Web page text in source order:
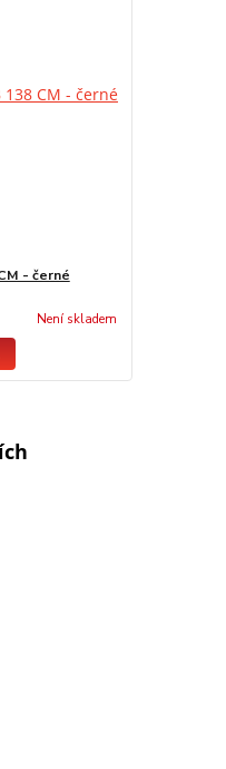
- černé
Není skladem